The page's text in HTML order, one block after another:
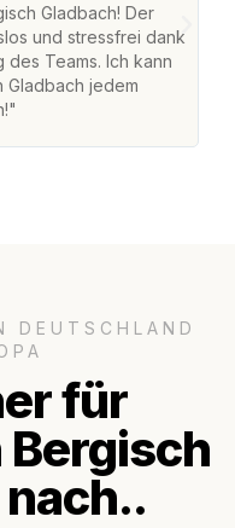
Gladbach! Der
und stressfrei dank
Teams. Ich kann
Gladbach jedem
DEUTSCHLAND
für
Bergisch